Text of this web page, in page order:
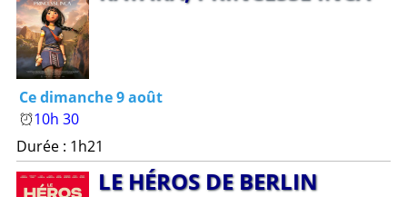
Ce dimanche 9 août
10h 30
Durée : 1h21
LE HÉROS DE BER­LIN